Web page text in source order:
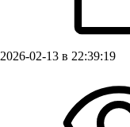
2026-02-13 в 22:39:19